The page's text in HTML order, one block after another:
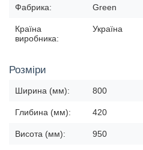
Фабрика: Green
Країна
виробника:
Україна
Розміри
Ширина (мм): 800
Глибина (мм): 420
Висота (мм): 950